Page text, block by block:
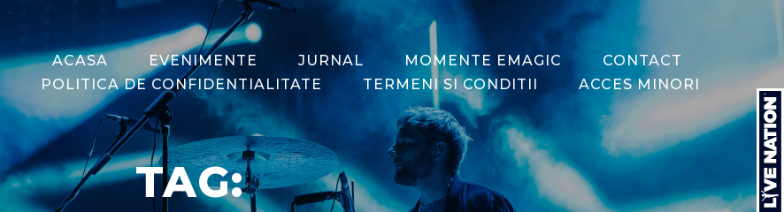
ACASA EVENIMENTE JURNAL MOMENTE EMAGIC
CONTACT
POLITICA DE CONFIDENTIALITATE
TERMENI SI CONDITII ACCES MINORI
TAG: